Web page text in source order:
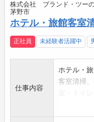
株式会社 ブランド・ツー
茅野市
ホテル・旅館客室
正社員 未経験者活躍中
仕事内容
ホテル・
客室清掃
清掃を行
お客様が